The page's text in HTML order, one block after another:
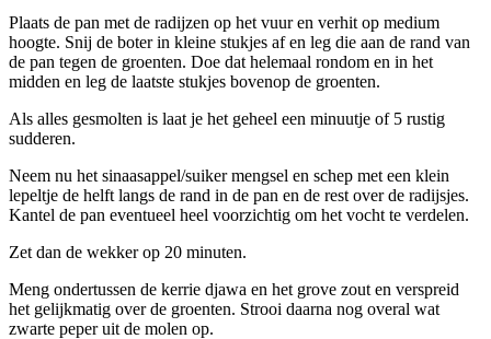
Plaats de pan met de radijzen op het vuur en verhit op medium
hoogte. Snij de boter in kleine stukjes af en leg die aan de rand van
de pan tegen de groenten. Doe dat helemaal rondom en in het
midden en leg de laatste stukjes bovenop de groenten.
Als alles gesmolten is laat je het geheel een minuutje of 5 rustig
sudderen.
Neem nu het sinaasappel/suiker mengsel en schep met een klein
lepeltje de helft langs de rand in de pan en de rest over de radijsjes.
Kantel de pan eventueel heel voorzichtig om het vocht te verdelen.
Zet dan de wekker op 20 minuten.
Meng ondertussen de kerrie djawa en het grove zout en verspreid
het gelijkmatig over de groenten. Strooi daarna nog overal wat
zwarte peper uit de molen op.